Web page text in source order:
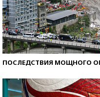
ПОСЛЕДСТВИЯ МОЩНОГО